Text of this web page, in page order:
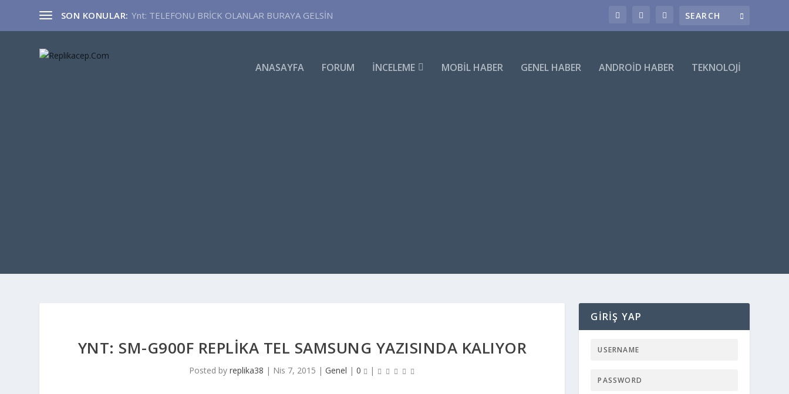
SON KONULAR: Ynt: TELEFONU BRİCK OLANLAR BURAYA GELSİN
ANASAYFA FORUM İNCELEME MOBIL HABER GENEL HABER ANDROID HABER TEKNOLOJI
YNT: SM-G900F REPLIKA TEL SAMSUNG YAZISINDA KALIYOR
Posted by replika38 | Nis 7, 2015 | Genel | 0 |
GIRIŞ YAP